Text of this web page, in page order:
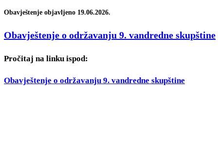
Obavještenje objavljeno 19.06.2026.
Obavještenje o održavanju 9. vandredne skupštine
Pročitaj na linku ispod:
Obavještenje o održavanju 9. vandredne skupštine